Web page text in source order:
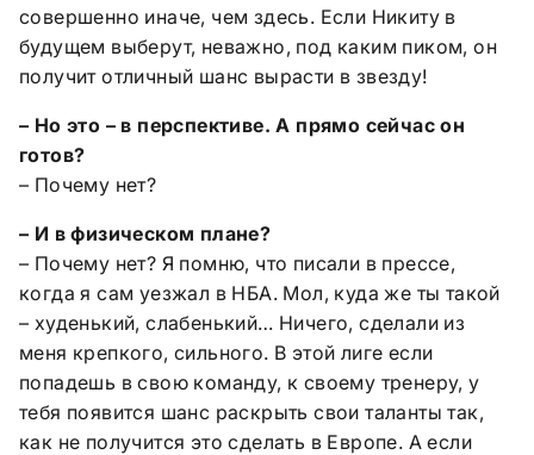
совершенно иначе, чем здесь. Если Никиту в
будущем выберут, неважно, под каким пиком, он
получит отличный шанс вырасти в звезду!
– Но это – в перспективе. А прямо сейчас он
готов?
– Почему нет?
– И в физическом плане?
– Почему нет? Я помню, что писали в прессе,
когда я сам уезжал в НБА. Мол, куда же ты такой
– худенький, слабенький… Ничего, сделали из
меня крепкого, сильного. В этой лиге если
попадешь в свою команду, к своему тренеру, у
тебя появится шанс раскрыть свои таланты так,
как не получится это сделать в Европе. А если